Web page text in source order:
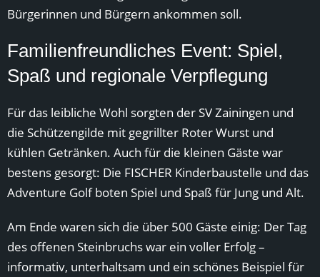
Bürgerinnen und Bürgern ankommen soll.
Familienfreundliches Event: Spiel,
Spaß und regionale Verpflegung
Für das leibliche Wohl sorgten der SV Zainingen und
die Schützengilde mit gegrillter Roter Wurst und
kühlen Getränken. Auch für die kleinen Gäste war
bestens gesorgt: Die FISCHER Kinderbaustelle und das
Adventure Golf boten Spiel und Spaß für Jung und Alt.
Am Ende waren sich die über 500 Gäste einig: Der Tag
des offenen Steinbruchs war ein voller Erfolg –
informativ, unterhaltsam und ein schönes Beispiel für